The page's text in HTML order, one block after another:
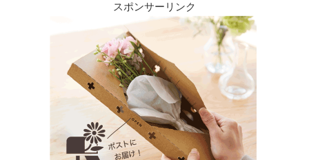
スポンサーリンク